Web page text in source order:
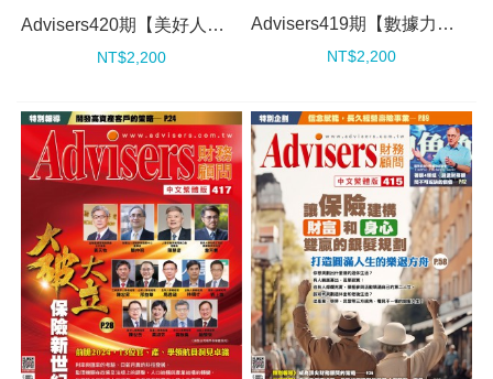
Advisers420期【美好人生財務規劃避險指南】
NT$2,200
Advisers419期【數據力＋故事力＝成交力 】
NT$2,200